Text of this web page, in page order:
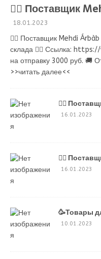
💁‍♂ Поставщик
18.01.2023
💁‍♂ Поставщик Mehdi
склада 👉🏻 Ссылка:
на отправку 3000 руб. 🚚
>>читать далее<<
💁‍♂
16.01.2023
💁‍♂
16.01.2023
🥳Товары
10.01.2023